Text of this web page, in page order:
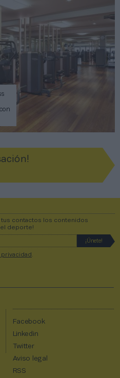
tus contactos los contenidos
deporte!
Facebook
Linkedin
Twitter
Aviso legal
RSS